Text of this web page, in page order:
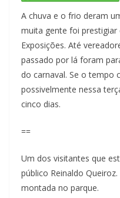
A chuva e o frio deram
muita gente foi prestigiar
Exposições. Até
passado por lá foram
do carnaval. Se o
possivelmente nessa
cinco dias.
==
Um dos visitantes que
público Reinaldo
montada no parque.